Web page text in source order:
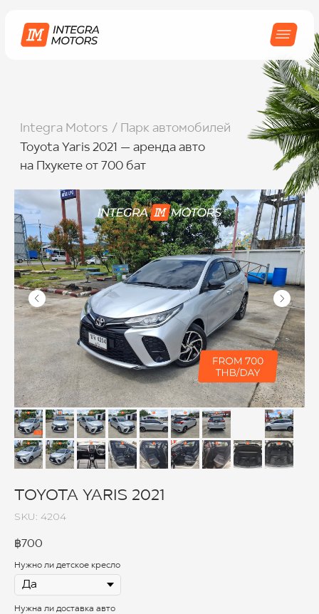
TOYOTA YARIS 2021
SKU: 4204
฿700
Нужно ли детское кресло
Нужна ли доставка авто